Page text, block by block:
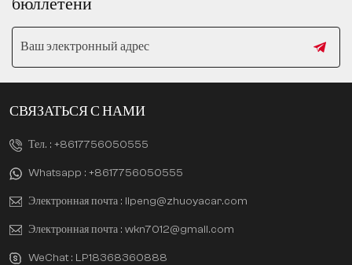
СВЯЗАТЬСЯ С НАМИ
Тел. : +8617756050555
Whatsapp : +8617756050555
Электронная почта : lipeng@zhuoyacar.com
Электронная почта : wkn7012@gmail.com
WeChat : LP18368360888